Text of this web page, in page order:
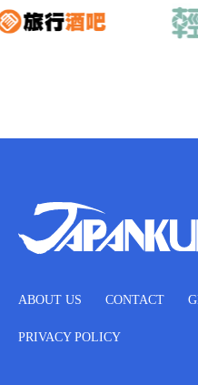
ABOUT US CONTACT
PRIVACY POLICY